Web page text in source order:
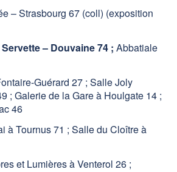
– Strasbourg 67 (coll) (exposition
– Douvaine 74 ; Abbatiale
Guérard 27 ; Salle Joly
; Galerie de la Gare à Houlgate 14 ;
46
Tournus 71 ; Salle du Cloître à
et Lumières à Venterol 26 ;